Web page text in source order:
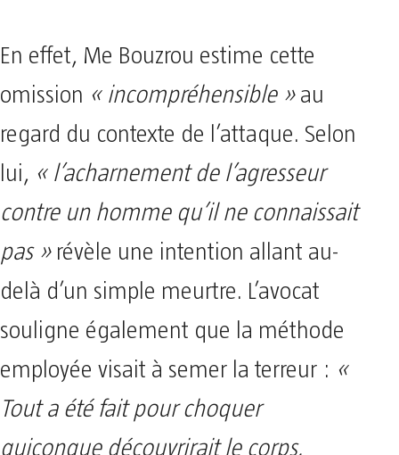
En effet, Me Bouzrou estime cette
omission « incompréhensible » au
regard du contexte de l’attaque. Selon
lui, « l’acharnement de l’agresseur
contre un homme qu’il ne connaissait
pas » révèle une intention allant au-
delà d’un simple meurtre. L’avocat
souligne également que la méthode
employée visait à semer la terreur : «
Tout a été fait pour choquer
quiconque découvrirait le corps,